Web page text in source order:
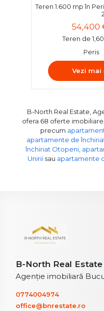
Teren 1.600 mp în
54,400
Teren de
Peris
Vezi
B-North Real Estate,
ofera 68 oferte
precum
apartamente de
închiriat Otopeni,
Unirii sau apartamente
B-North Real Estate
Agenție imobiliară
0774004974
office@bnrestate.ro